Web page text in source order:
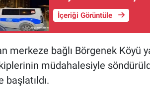
İçeriği Görüntüle
merkeze bağlı Börgenek Köyü
müdahalesiyle
başlatıldı.